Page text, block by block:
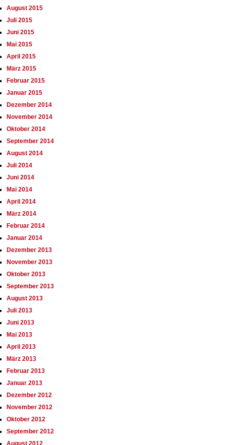
August 2015
Juli 2015
Juni 2015
Mai 2015
April 2015
März 2015
Februar 2015
Januar 2015
Dezember 2014
November 2014
Oktober 2014
September 2014
August 2014
Juli 2014
Juni 2014
Mai 2014
April 2014
März 2014
Februar 2014
Januar 2014
Dezember 2013
November 2013
Oktober 2013
September 2013
August 2013
Juli 2013
Juni 2013
Mai 2013
April 2013
März 2013
Februar 2013
Januar 2013
Dezember 2012
November 2012
Oktober 2012
September 2012
August 2012